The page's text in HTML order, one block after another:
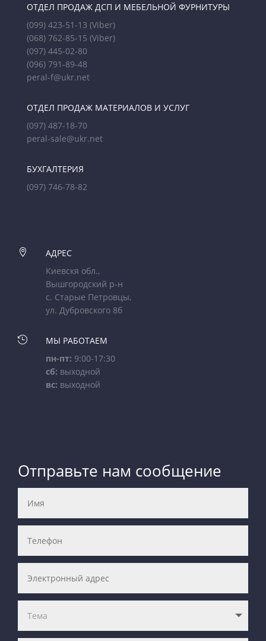
ОТДЕЛ ПРОДАЖ ДСП И МЕБЕЛЬНОЙ ФУРНИТУРЫ
(099) 423-51-13 (Viber)
(068) 762-85-15 (Viber)
(097) 445-02-80
(096) 791-89-48
peral-f@ukr.net
ОТДЕЛ ПРОДАЖ МАТЕРИАЛОВ И УСЛУГ
(097) 487-18-70
peral-sale@ukr.net
БУХГАЛТЕРИЯ
(097) 746-78-82

АДРЕС
Киевскя обл.,
Вышгородский р-н
с. Старые Петровцы,
ул. Дубровского 8б

МЫ РАБОТАЕМ
пн-пт: 9:00-17:30
сб: выходной
вс: выходной
Отправьте нам сообщение